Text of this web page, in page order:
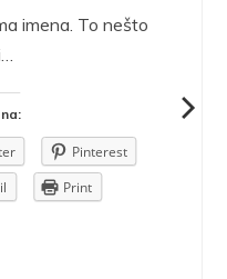
imena. To nešto
Pinterest
Print